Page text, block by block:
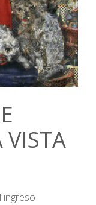
ingreso